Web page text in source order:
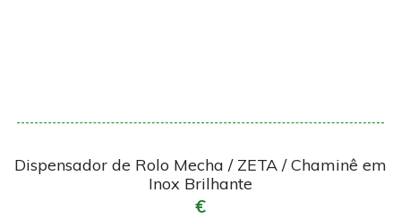
Dispensador de Rolo Mecha / ZETA / Chaminê em
Inox Brilhante
€